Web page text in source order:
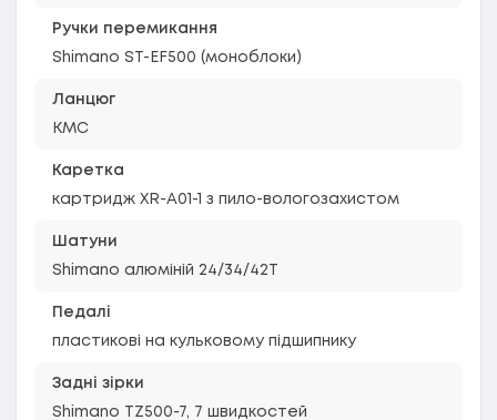
Ручки перемикання
Shimano ST-EF500 (моноблоки)
Ланцюг
KMC
Каретка
картридж XR-A01-1 з пило-вологозахистом
Шатуни
Shimano алюміній 24/34/42T
Педалі
пластикові на кульковому підшипнику
Задні зірки
Shimano TZ500-7, 7 швидкостей